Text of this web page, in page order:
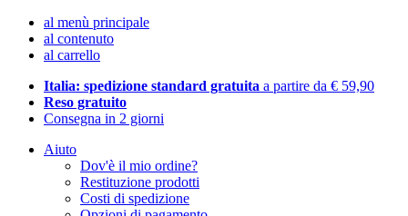
al menù principale
al contenuto
al carrello
Italia: spedizione standard gratuita a partire da € 59,90
Reso gratuito
Consegna in 2 giorni
Aiuto
Dov'è il mio ordine?
Restituzione prodotti
Costi di spedizione